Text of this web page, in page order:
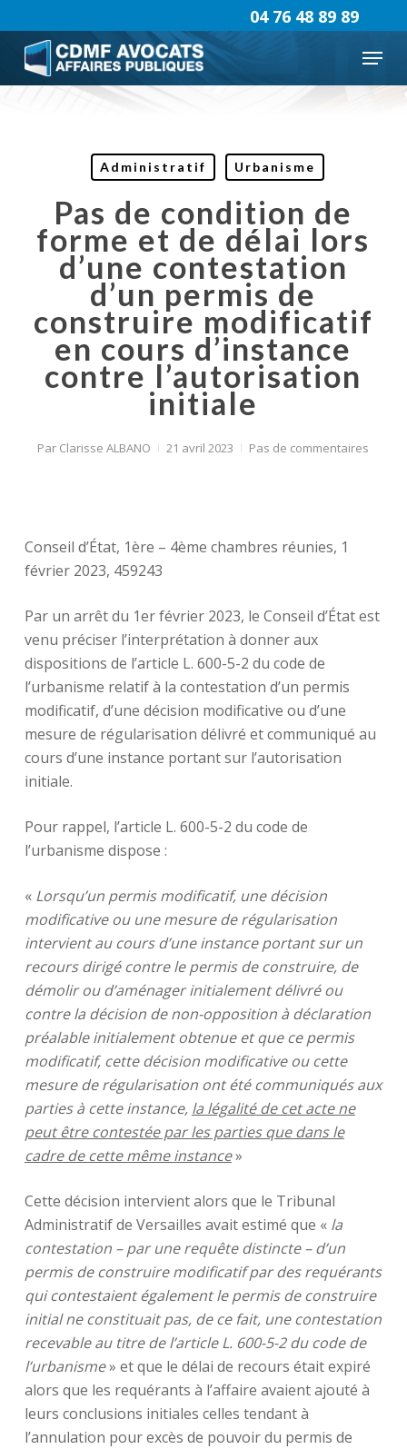
to
main
content
Menu
04 76 48 89 89
Administratif Urbanisme
Pas de condition de
forme et de délai lors
d’une contestation
d’un permis de
construire modificatif
en cours d’instance
contre l’autorisation
initiale
Par Clarisse ALBANO 21 avril 2023 Pas de commentaires
Conseil d’État, 1ère – 4ème chambres réunies, 1
février 2023, 459243
Par un arrêt du 1er février 2023, le Conseil d’État est
venu préciser l’interprétation à donner aux
dispositions de l’article L. 600-5-2 du code de
l’urbanisme relatif à la contestation d’un permis
modificatif, d’une décision modificative ou d’une
mesure de régularisation délivré et communiqué au
cours d’une instance portant sur l’autorisation
initiale.
Pour rappel, l’article L. 600-5-2 du code de
l’urbanisme dispose :
« Lorsqu’un permis modificatif, une décision
modificative ou une mesure de régularisation
intervient au cours d’une instance portant sur un
recours dirigé contre le permis de construire, de
démolir ou d’aménager initialement délivré ou
contre la décision de non-opposition à déclaration
préalable initialement obtenue et que ce permis
modificatif, cette décision modificative ou cette
mesure de régularisation ont été communiqués aux
parties à cette instance, la légalité de cet acte ne
peut être contestée par les parties que dans le
cadre de cette même instance»
Cette décision intervient alors que le Tribunal
Administratif de Versailles avait estimé que « la
contestation – par une requête distincte – d’un
permis de construire modificatif par des requérants
qui contestaient également le permis de construire
initial ne constituait pas, de ce fait, une contestation
recevable au titre de l’article L. 600-5-2 du code de
l’urbanisme» et que le délai de recours était expiré
alors que les requérants à l’affaire avaient ajouté à
leurs conclusions initiales celles tendant à
l’annulation pour excès de pouvoir du permis de